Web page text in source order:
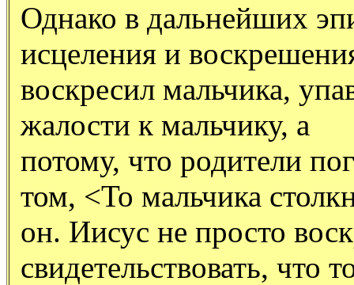
Однако в дальнейших
исцеления и
воскресил мальчика,
жалости к мальчику, а
потому, что родители
том, <То мальчика
он. Иисус не просто
свидетельствовать, что